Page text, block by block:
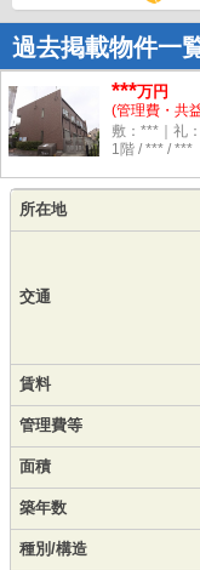
過去掲載物件一
***万円
(管理費・共
敷：***｜礼
1階 / *** / ***
所在地
交通
賃料
管理費等
面積
築年数
種別/構造